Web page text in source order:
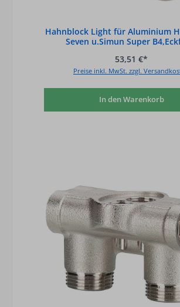
Hahnblock Light für Aluminium
Seven u.Simun Super
53,51 €*
Preise inkl. MwSt. zzgl.
In den Warenkorb